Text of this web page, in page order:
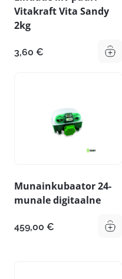
Vitakraft Vita Sandy
2kg
3,60 €
Munainkubaator 24-
munale digitaalne
459,00 €